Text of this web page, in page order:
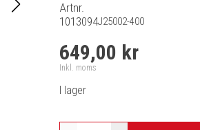
Artnr.
1013094J25002-400
649,00 kr
Inkl. moms
I lager